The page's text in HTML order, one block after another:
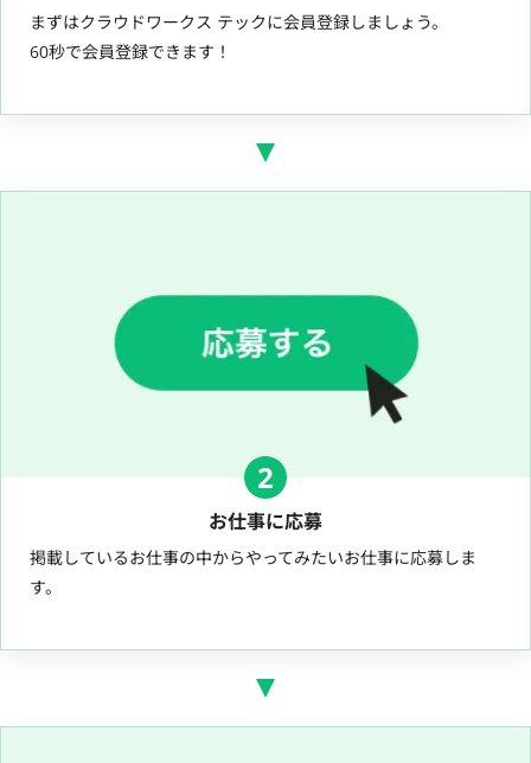
まずはクラウドワークス テックに会員登録しましょう。
60秒で会員登録できます！
2
お仕事に応募
掲載しているお仕事の中からやってみたいお仕事に応募しま
す。